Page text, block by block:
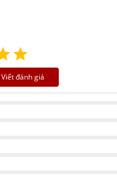
Viết đánh giá